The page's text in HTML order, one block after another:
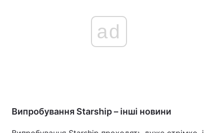
ad
Випробування Starship – інші новини